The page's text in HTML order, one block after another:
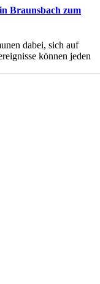
Braunsbach zum
dabei, sich auf
können jeden